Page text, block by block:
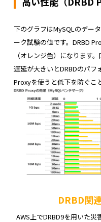
下のグラフはMySQLのデー
ーク試験の値です。DRBD
（オレンジ色）になります。
遅延が大きいとDRBDのパフ
Proxyを使うと低下を防ぐこ
DRBD関
AWS上でDRBD9を用いた